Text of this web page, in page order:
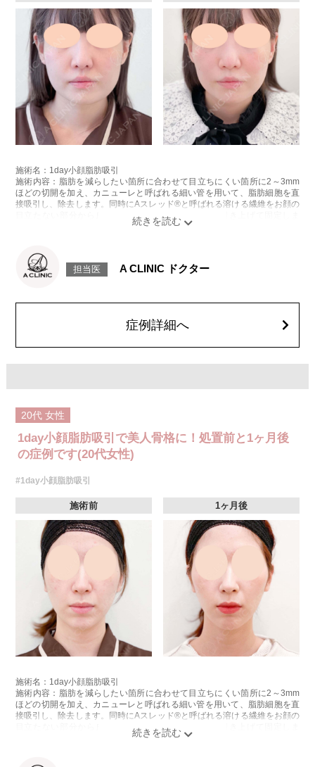
施術名：1day小顔脂肪吸引
施術内容：脂肪を減らしたい箇所に合わせて目立ちにくい箇所に2～3mm
ほどの切開を加え、カニューレと呼ばれる細い管を用いて、脂肪細胞を直
接吸引し、除去します。同時にAスレッド®と呼ばれる溶ける繊維をお顔の
目立たない部分から皮下へ挿入し、皮膚を内側から引き上げて固定しま
感などが術後一時的に生じることがございます。また、稀に貧血、細菌感
染症、左右差、施術箇所の知覚鈍麻、ぼこつき、硬結、瘢痕化、色素沈
顔の脂肪吸引箇所の追加 1ヶ所ごと+162,800円(税込)
オプション：笑気麻酔 3,300円(税込)
担当医 A CLINIC ドクター
症例詳細へ
20代 女性
1day小顔脂肪吸引で美人骨格に！処置前と1ヶ月後
の症例です(20代女性)
#1day小顔脂肪吸引
施術前 1ヶ月後
施術名：1day小顔脂肪吸引
施術内容：脂肪を減らしたい箇所に合わせて目立ちにくい箇所に2～3mm
ほどの切開を加え、カニューレと呼ばれる細い管を用いて、脂肪細胞を直
接吸引し、除去します。同時にAスレッド®と呼ばれる溶ける繊維をお顔の
目立たない部分から皮下へ挿入し、皮膚を内側から引き上げて固定しま